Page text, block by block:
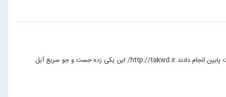
سلام دوستان یه افزونه عالی برای کار برچسب میخوام چیزیکه سایت های زیر در گوشه سمت راست پایین انجام دادند http://takwd.ir/ این یکی زده جست و جو سریع آیل